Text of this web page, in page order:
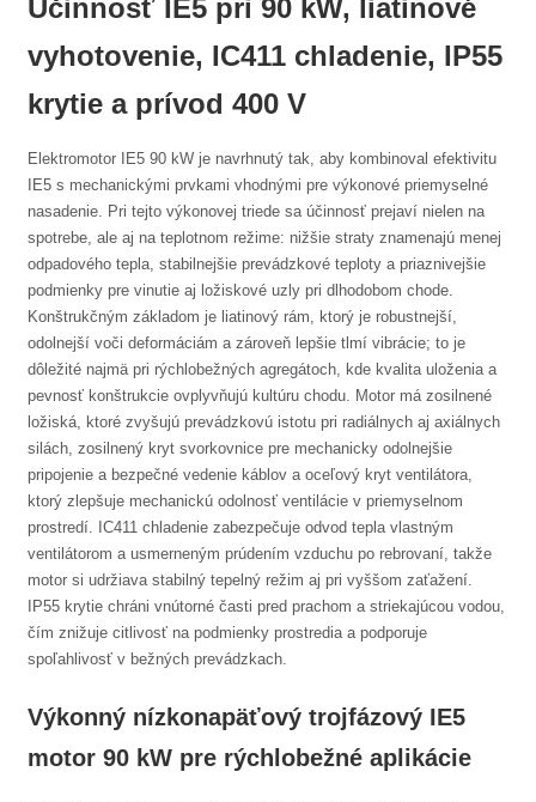
Účinnosť IE5 pri 90 kW, liatinové
vyhotovenie, IC411 chladenie, IP55
krytie a prívod 400 V
Elektromotor IE5 90 kW je navrhnutý tak, aby kombinoval efektivitu
IE5 s mechanickými prvkami vhodnými pre výkonové priemyselné
nasadenie. Pri tejto výkonovej triede sa účinnosť prejaví nielen na
spotrebe, ale aj na teplotnom režime: nižšie straty znamenajú menej
odpadového tepla, stabilnejšie prevádzkové teploty a priaznivejšie
podmienky pre vinutie aj ložiskové uzly pri dlhodobom chode.
Konštrukčným základom je liatinový rám, ktorý je robustnejší,
odolnejší voči deformáciám a zároveň lepšie tlmí vibrácie; to je
dôležité najmä pri rýchlobežných agregátoch, kde kvalita uloženia a
pevnosť konštrukcie ovplyvňujú kultúru chodu. Motor má zosilnené
ložiská, ktoré zvyšujú prevádzkovú istotu pri radiálnych aj axiálnych
silách, zosilnený kryt svorkovnice pre mechanicky odolnejšie
pripojenie a bezpečné vedenie káblov a oceľový kryt ventilátora,
ktorý zlepšuje mechanickú odolnosť ventilácie v priemyselnom
prostredí. IC411 chladenie zabezpečuje odvod tepla vlastným
ventilátorom a usmerneným prúdením vzduchu po rebrovaní, takže
motor si udržiava stabilný tepelný režim aj pri vyššom zaťažení.
IP55 krytie chráni vnútorné časti pred prachom a striekajúcou vodou,
čím znižuje citlivosť na podmienky prostredia a podporuje
spoľahlivosť v bežných prevádzkach.
Výkonný nízkonapäťový trojfázový IE5
motor 90 kW pre rýchlobežné aplikácie